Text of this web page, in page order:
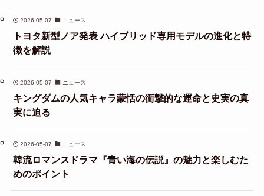
2026-05-07 ニュース
トヨタ新型ノア発表 ハイブリッド専用モデルの進化と特
徴を解説
2026-05-07 ニュース
キングダムの人気キャラ蒙恬の衝撃的な運命と史実の真
実に迫る
2026-05-07 ニュース
韓流ロマンスドラマ『青い海の伝説』の魅力と楽しむた
めのポイント